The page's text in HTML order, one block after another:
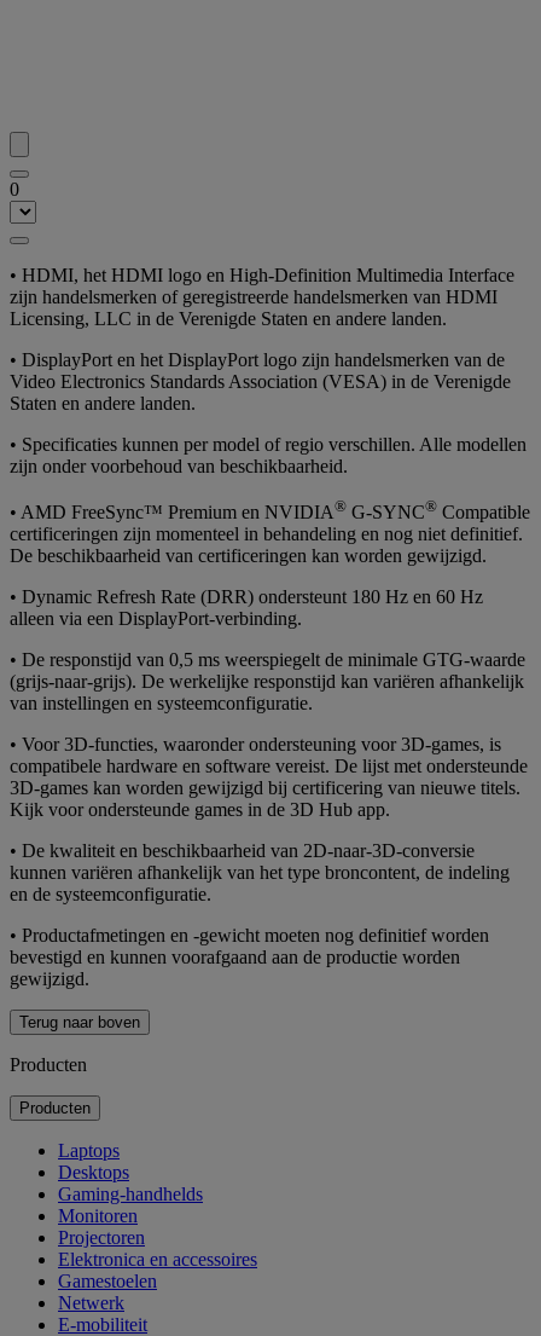
0
• HDMI, het HDMI logo en High-Definition Multimedia Interface
zijn handelsmerken of geregistreerde handelsmerken van HDMI
Licensing, LLC in de Verenigde Staten en andere landen.
• DisplayPort en het DisplayPort logo zijn handelsmerken van de
Video Electronics Standards Association (VESA) in de Verenigde
Staten en andere landen.
• Specificaties kunnen per model of regio verschillen. Alle modellen
zijn onder voorbehoud van beschikbaarheid.
• AMD FreeSync™ Premium en NVIDIA® G-SYNC® Compatible
certificeringen zijn momenteel in behandeling en nog niet definitief.
De beschikbaarheid van certificeringen kan worden gewijzigd.
• Dynamic Refresh Rate (DRR) ondersteunt 180 Hz en 60 Hz
alleen via een DisplayPort-verbinding.
• De responstijd van 0,5 ms weerspiegelt de minimale GTG-waarde
(grijs-naar-grijs). De werkelijke responstijd kan variëren afhankelijk
van instellingen en systeemconfiguratie.
• Voor 3D-functies, waaronder ondersteuning voor 3D-games, is
compatibele hardware en software vereist. De lijst met ondersteunde
3D-games kan worden gewijzigd bij certificering van nieuwe titels.
Kijk voor ondersteunde games in de 3D Hub app.
• De kwaliteit en beschikbaarheid van 2D-naar-3D-conversie
kunnen variëren afhankelijk van het type broncontent, de indeling
en de systeemconfiguratie.
• Productafmetingen en -gewicht moeten nog definitief worden
bevestigd en kunnen voorafgaand aan de productie worden
gewijzigd.
Terug naar boven
Producten
Producten
Laptops
Desktops
Gaming-handhelds
Monitoren
Projectoren
Elektronica en accessoires
Gamestoelen
Netwerk
E-mobiliteit